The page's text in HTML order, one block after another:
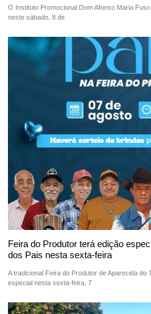
O Instituto Promocional Dom Afonso Maria
neste sábado, 8 de
Feira do Produtor terá edição
dos Pais nesta sexta-feira
A tradicional Feira do Produtor de Aparecida do
especial nesta sexta-feira, 7